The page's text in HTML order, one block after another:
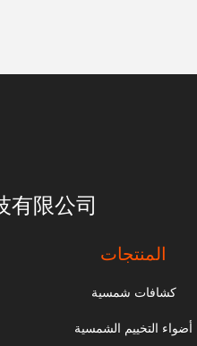
有限公司
المنتجات
كشافات شمسية
أضواء التخييم الشمسية